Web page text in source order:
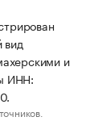
вид
и
ИНН: